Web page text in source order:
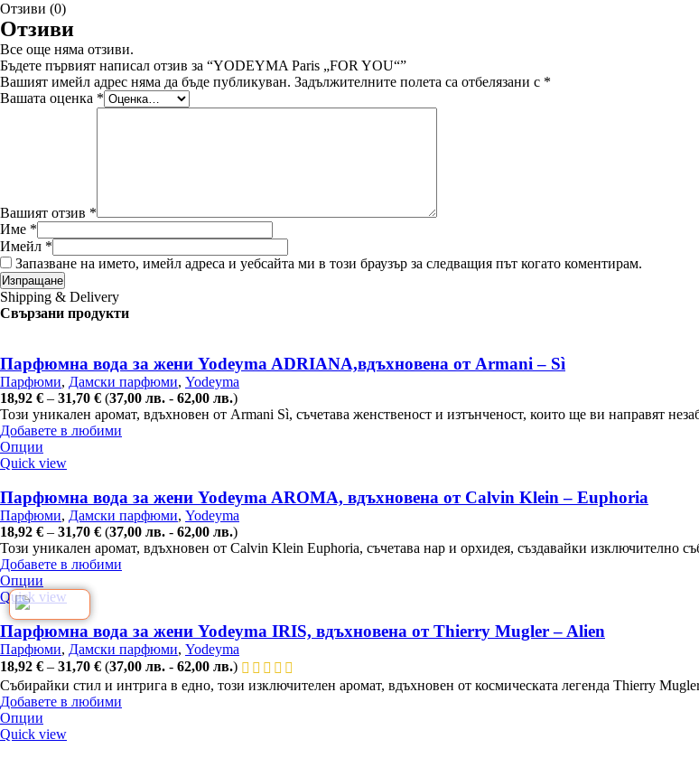
Отзиви (0)
Отзиви
Все още няма отзиви.
Бъдете първият написал отзив за “YODEYMA Paris „FOR YOU“”
Вашият имейл адрес няма да бъде публикуван. Задължителните полета са отбелязани с *
Вашата оценка *
Вашият отзив *
Име *
Имейл *
Запазване на името, имейл адреса и уебсайта ми в този браузър за следващия път когато коментирам.
Shipping & Delivery
Свързани продукти
Парфюмна вода за жени Yodeyma ADRIANA,вдъхновена от Armani – Sì
Парфюми, Дамски парфюми, Yodeyma
18,92 € – 31,70 € (37,00 лв. - 62,00 лв.)
Този уникален аромат, вдъхновен от Armani Sì, съчетава женственост и изтънченост, които ще ви направят
Добавете в любими
Опции
Quick view
Парфюмна вода за жени Yodeyma AROMA, вдъхновена от Calvin Klein – Euphoria
Парфюми, Дамски парфюми, Yodeyma
18,92 € – 31,70 € (37,00 лв. - 62,00 лв.)
Този уникален аромат, вдъхновен от Calvin Klein Euphoria, съчетава нар и орхидея, създавайки изключително
Добавете в любими
Опции
Quick view
Парфюмна вода за жени Yodeyma IRIS, вдъхновена от Thierry Mugler – Alien
Парфюми, Дамски парфюми, Yodeyma
18,92 € – 31,70 € (37,00 лв. - 62,00 лв.)
Събирайки стил и интрига в едно, този изключителен аромат, вдъхновен от космическата легенда Thierry
Добавете в любими
Опции
Quick view